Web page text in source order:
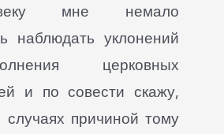
мне немало
наблюдать уклонений
церковных
и по совести скажу,
случаях причиной тому